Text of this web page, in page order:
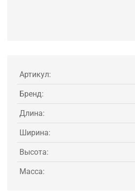
Артикул:
Бренд:
Длина:
Ширина:
Высота:
Масса: